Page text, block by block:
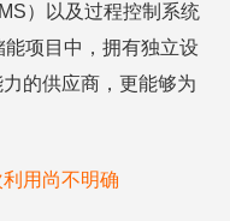
）以及过程控制系统
能项目中，拥有独立设
的供应商，更能够为
用尚不明确